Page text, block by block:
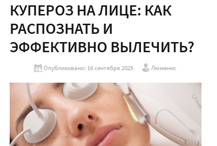
КУПЕРОЗ НА ЛИЦЕ: КАК
РАСПОЗНАТЬ И
ЭФФЕКТИВНО ВЫЛЕЧИТЬ?
Опубликовано: 16 сентября 2025 Люменис